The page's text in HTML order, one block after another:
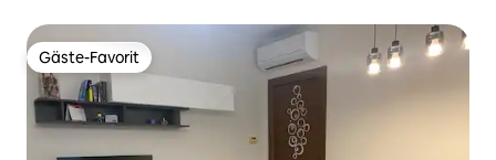
Gäste-Favorit
Gäste-Favorit